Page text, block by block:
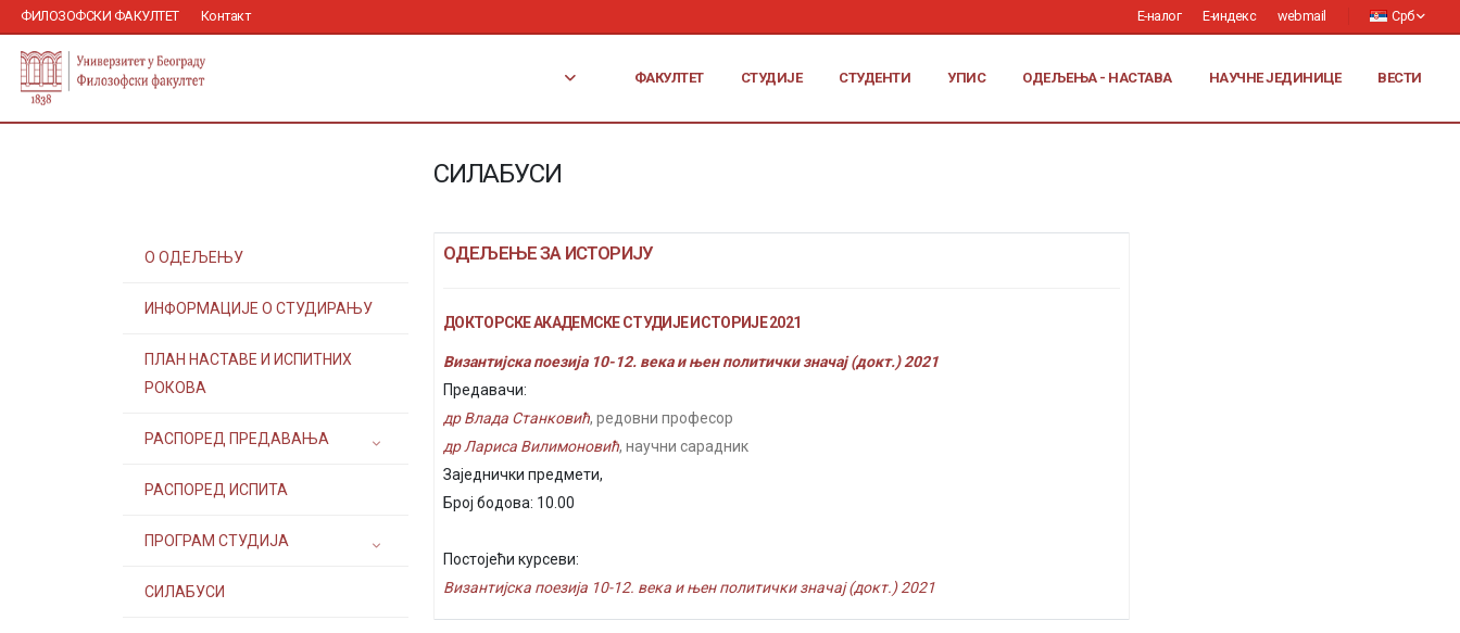
ФИЛОЗОФСКИ ФАКУЛТЕТ Контакт Е-налог Е-индекс webmail Срб
ФАКУЛТЕТ СТУДИЈЕ СТУДЕНТИ УПИС ОДЕЉЕЊА - НАСТАВА НАУЧНЕ ЈЕДИНИЦЕ ВЕСТИ
СИЛАБУСИ
О ОДЕЉЕЊУ
ИНФОРМАЦИЈЕ О СТУДИРАЊУ
ПЛАН НАСТАВЕ И ИСПИТНИХ
РОКОВА
РАСПОРЕД ПРЕДАВАЊА
РАСПОРЕД ИСПИТА
ПРОГРАМ СТУДИЈА
СИЛАБУСИ
ОДЕЉЕЊЕ ЗА ИСТОРИЈУ
ДОКТОРСКЕ АКАДЕМСКЕ СТУДИЈЕ ИСТОРИЈЕ 2021
Византијска поезија 10-12. века и њен политички значај (докт.) 2021
Предавачи:
др Влада Станковић, редовни професор
др Лариса Вилимоновић, научни сарадник
Заједнички предмети,
Број бодова: 10.00
Постојећи курсеви:
Византијска поезија 10-12. века и њен политички значај (докт.) 2021